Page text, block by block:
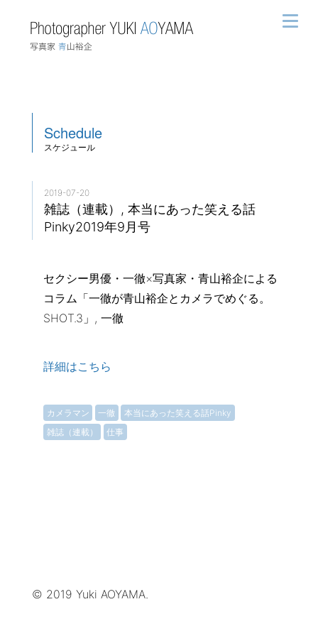
Schedule
スケジュール
2019-07-20
雑誌（連載）, 本当にあった笑える話
Pinky2019年9月号
セクシー男優・一徹×写真家・青山裕企による
コラム「一徹が青山裕企とカメラでめぐる。
SHOT.3」, 一徹
詳細はこちら
カメラマン 一徹
本当にあった笑える話Pinky
雑誌（連載）
仕事
© 2019 Yuki AOYAMA.